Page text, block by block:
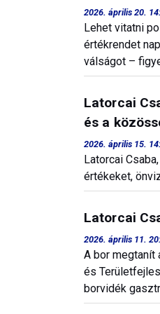
2026. április 20.
Lehet vitatni
értékrendet
válságot –
Latorcai
és a
2026. április 15.
Latorcai
értékeket,
Latorcai
2026. április 11.
A bor megtanít
és
borvidék